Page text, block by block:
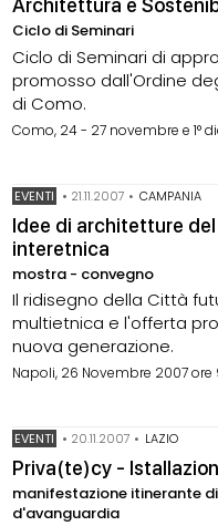
Architettura e
Ciclo di Seminari
Ciclo di Seminari di
promosso dall'Ordine
di Como.
Como, 24 - 27 novembre e 1°
EVENTI • 21.11.2007 • CAMPANIA
Idee di architetture
interetnica
mostra - convegno
Il ridisegno della Città
multietnica e l'offerta
nuova generazione.
Napoli, 26 Novembre 2007 ore
EVENTI • 20.11.2007 • LAZIO
Priva(te)cy -
manifestazione itinerante
d'avanguardia